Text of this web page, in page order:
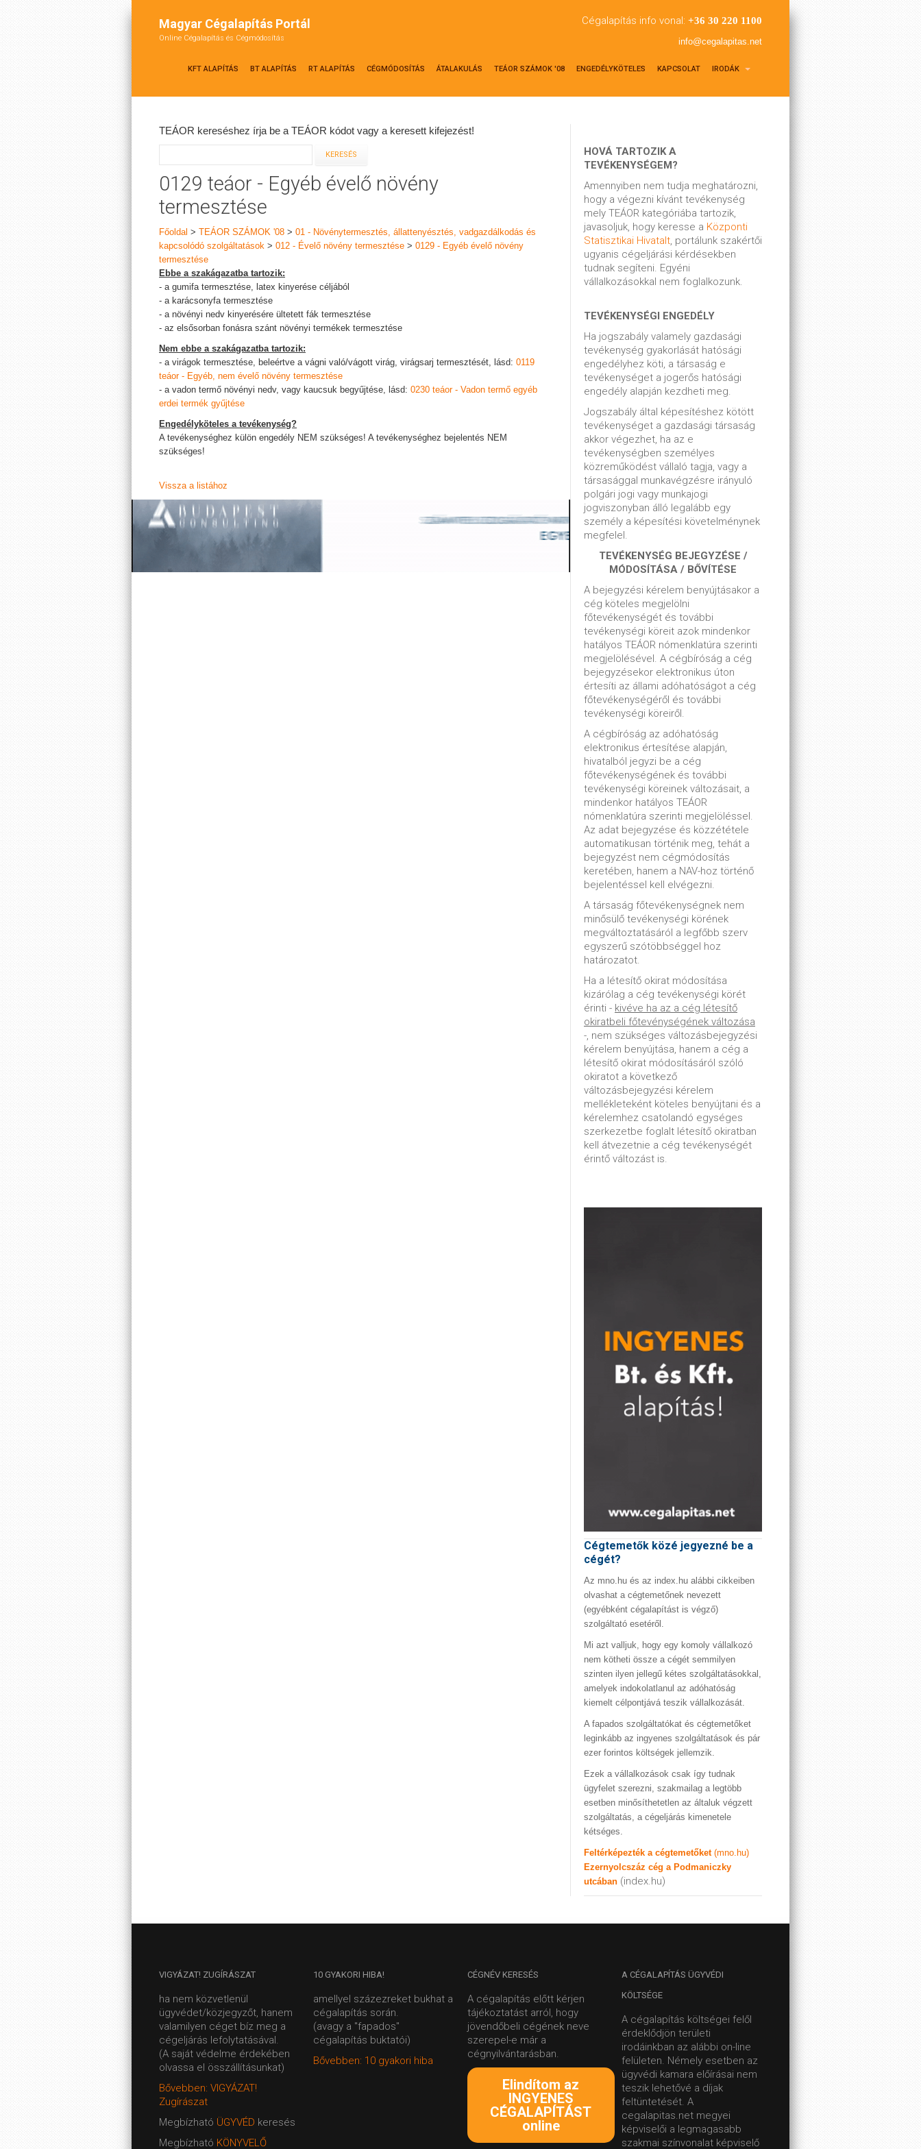
Magyar Cégalapítás Portál
Online Cégalapítás és Cégmódosítás
Cégalapítás info vonal: +36 30 220 1100
info@cegalapitas.net
KFT ALAPÍTÁS BT ALAPÍTÁS RT ALAPÍTÁS CÉGMÓDOSÍTÁS ÁTALAKULÁS TEÁOR SZÁMOK '08 ENGEDÉLYKÖTELES KAPCSOLAT IRODÁK
TEÁOR kereséshez írja be a TEÁOR kódot vagy a keresett kifejezést!
0129 teáor - Egyéb évelő növény
termesztése
Főoldal > TEÁOR SZÁMOK '08 > 01 - Növénytermesztés, állattenyésztés, vadgazdálkodás és
kapcsolódó szolgáltatások > 012 - Évelő növény termesztése > 0129 - Egyéb évelő növény
termesztése
Ebbe a szakágazatba tartozik:
- a gumifa termesztése, latex kinyerése céljából
- a karácsonyfa termesztése
- a növényi nedv kinyerésére ültetett fák termesztése
- az elsősorban fonásra szánt növényi termékek termesztése
Nem ebbe a szakágazatba tartozik:
- a virágok termesztése, beleértve a vágni való/vágott virág, virágsarj termesztését, lásd: 0119
teáor - Egyéb, nem évelő növény termesztése
- a vadon termő növényi nedv, vagy kaucsuk begyűjtése, lásd: 0230 teáor - Vadon termő egyéb
erdei termék gyűjtése
Engedélyköteles a tevékenység?
A tevékenységhez külön engedély NEM szükséges! A tevékenységhez bejelentés NEM
szükséges!
Vissza a listához
HOVÁ TARTOZIK A
TEVÉKENYSÉGEM?
Amennyiben nem tudja meghatározni,
hogy a végezni kívánt tevékenység
mely TEÁOR kategóriába tartozik,
javasoljuk, hogy keresse a Központi
Statisztikai Hivatalt, portálunk szakértői
ugyanis cégeljárási kérdésekben
tudnak segíteni. Egyéni
vállalkozásokkal nem foglalkozunk.
TEVÉKENYSÉGI ENGEDÉLY
Ha jogszabály valamely gazdasági
tevékenység gyakorlását hatósági
engedélyhez köti, a társaság e
tevékenységet a jogerős hatósági
engedély alapján kezdheti meg.
Jogszabály által képesítéshez kötött
tevékenységet a gazdasági társaság
akkor végezhet, ha az e
tevékenységben személyes
közreműködést vállaló tagja, vagy a
társasággal munkavégzésre irányuló
polgári jogi vagy munkajogi
jogviszonyban álló legalább egy
személy a képesítési követelménynek
megfelel.
TEVÉKENYSÉG BEJEGYZÉSE /
MÓDOSÍTÁSA / BŐVÍTÉSE
A bejegyzési kérelem benyújtásakor a
cég köteles megjelölni
főtevékenységét és további
tevékenységi köreit azok mindenkor
hatályos TEÁOR nómenklatúra szerinti
megjelölésével. A cégbíróság a cég
bejegyzésekor elektronikus úton
értesíti az állami adóhatóságot a cég
főtevékenységéről és további
tevékenységi köreiről.
A cégbíróság az adóhatóság
elektronikus értesítése alapján,
hivatalból jegyzi be a cég
főtevékenységének és további
tevékenységi köreinek változásait, a
mindenkor hatályos TEÁOR
nómenklatúra szerinti megjelöléssel.
Az adat bejegyzése és közzététele
automatikusan történik meg, tehát a
bejegyzést nem cégmódosítás
keretében, hanem a NAV-hoz történő
bejelentéssel kell elvégezni.
A társaság főtevékenységnek nem
minősülő tevékenységi körének
megváltoztatásáról a legfőbb szerv
egyszerű szótöbbséggel hoz
határozatot.
Ha a létesítő okirat módosítása
kizárólag a cég tevékenységi körét
érinti - kivéve ha az a cég létesítő
okiratbeli főtevénységének változása
-, nem szükséges változásbejegyzési
kérelem benyújtása, hanem a cég a
létesítő okirat módosításáról szóló
okiratot a következő
változásbejegyzési kérelem
mellékleteként köteles benyújtani és a
kérelemhez csatolandó egységes
szerkezetbe foglalt létesítő okiratban
kell átvezetnie a cég tevékenységét
érintő változást is.
Cégtemetők közé jegyezné be a
cégét?
Az mno.hu és az index.hu alábbi cikkeiben
olvashat a cégtemetőnek nevezett
(egyébként cégalapítást is végző)
szolgáltató esetéről.
Mi azt valljuk, hogy egy komoly vállalkozó
nem kötheti össze a cégét semmilyen
szinten ilyen jellegű kétes szolgáltatásokkal,
amelyek indokolatlanul az adóhatóság
kiemelt célpontjává teszik vállalkozását.
A fapados szolgáltatókat és cégtemetőket
leginkább az ingyenes szolgáltatások és pár
ezer forintos költségek jellemzik.
Ezek a vállalkozások csak így tudnak
ügyfelet szerezni, szakmailag a legtöbb
esetben minősíthetetlen az általuk végzett
szolgáltatás, a cégeljárás kimenetele
kétséges.
Feltérképezték a cégtemetőket (mno.hu)
Ezernyolcszáz cég a Podmaniczky
utcában (index.hu)
VIGYÁZAT! ZUGÍRÁSZAT
ha nem közvetlenül
ügyvédet/közjegyzőt, hanem
valamilyen céget bíz meg a
cégeljárás lefolytatásával.
(A saját védelme érdekében
olvassa el összállításunkat)
Bővebben: VIGYÁZAT!
Zugírászat
Megbízható ÜGYVÉD keresés
Megbízható KÖNYVELŐ
10 GYAKORI HIBA!
amellyel százezreket bukhat a
cégalapítás során.
(avagy a "fapados"
cégalapítás buktatói)
Bővebben: 10 gyakori hiba
CÉGNÉV KERESÉS
A cégalapítás előtt kérjen
tájékoztatást arról, hogy
jövendőbeli cégének neve
szerepel-e már a
cégnyilvántarásban.
Elindítom az
INGYENES
CÉGALAPÍTÁST
online
A CÉGALAPÍTÁS ÜGYVÉDI
KÖLTSÉGE
A cégalapítás költségei felől
érdeklődjön területi
irodáinkban az alábbi on-line
felületen. Némely esetben az
ügyvédi kamara előírásai nem
teszik lehetővé a díjak
feltüntetését. A
cegalapitas.net megyei
képviselői a legmagasabb
szakmai színvonalat képviselő